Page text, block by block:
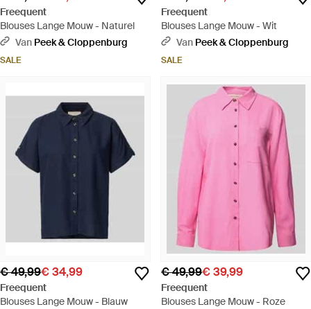
Freequent
Blouses Lange Mouw - Naturel
Van Peek & Cloppenburg
SALE
Freequent
Blouses Lange Mouw - Wit
Van Peek & Cloppenburg
SALE
€ 49,99€ 34,99
Freequent
Blouses Lange Mouw - Blauw
€ 49,99€ 39,99
Freequent
Blouses Lange Mouw - Roze